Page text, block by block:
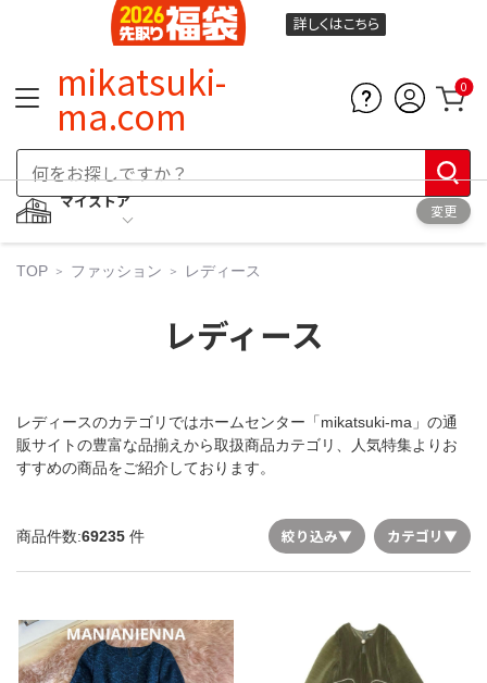
詳しくはこちら
mikatsuki-
ma.com
0
マイストア
変更
TOP ファッション レディース
レディース
レディースのカテゴリではホームセンター「mikatsuki-ma」の通
販サイトの豊富な品揃えから取扱商品カテゴリ、人気特集よりお
すすめの商品をご紹介しております。
商品件数:69235 件 絞り込み▼ カテゴリ▼